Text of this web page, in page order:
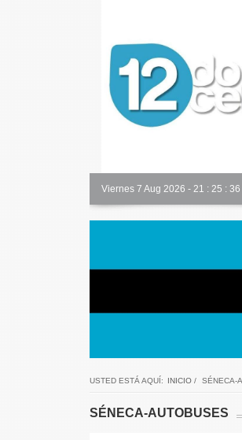
Viernes 7 Aug 2026 - 21 : 25 : 37
Alicante Actualidad
USTED ESTÁ AQUÍ: INICIO/ SÉNECA-
SÉNECA-AUTOBUSES